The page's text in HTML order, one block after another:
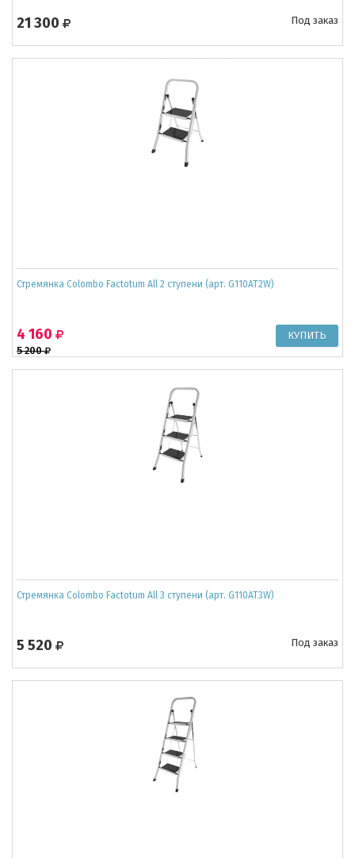
21 300 Под заказ
Стремянка Colombo Factotum All 2 ступени (арт. G110AT2W)
5 200
4 160
Стремянка Colombo Factotum All 3 ступени (арт. G110AT3W)
5 520 Под заказ